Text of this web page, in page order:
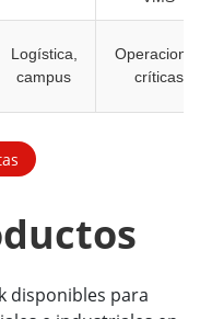
Logística,
campus
críticas
disponibles para